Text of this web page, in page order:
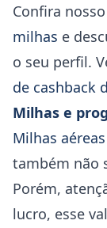
Confira
milhas e
o seu perfil.
de cashback
Milhas e
Milhas aéreas
também não
Porém,
lucro, esse